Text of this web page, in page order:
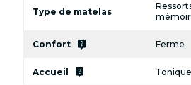
Type de matelas
Confort live_help Ferme
Accueil live_help Tonique